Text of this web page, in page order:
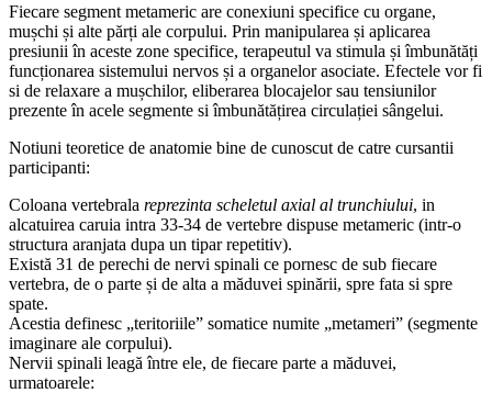
Fiecare segment metameric are conexiuni specifice cu organe,
mușchi și alte părți ale corpului. Prin manipularea și aplicarea
presiunii în aceste zone specifice, terapeutul va stimula și îmbunătăți
funcționarea sistemului nervos și a organelor asociate. Efectele vor fi
si de relaxare a mușchilor, eliberarea blocajelor sau tensiunilor
prezente în acele segmente si îmbunătățirea circulației sângelui.
Notiuni teoretice de anatomie bine de cunoscut de catre cursantii
participanti:
Coloana vertebrala reprezinta scheletul axial al trunchiului, in
alcatuirea caruia intra 33-34 de vertebre dispuse metameric (intr-o
structura aranjata dupa un tipar repetitiv).
Există 31 de perechi de nervi spinali ce pornesc de sub fiecare
vertebra, de o parte și de alta a măduvei spinării, spre fata si spre
spate.
Acestia definesc „teritoriile” somatice numite „metameri” (segmente
imaginare ale corpului).
Nervii spinali leagă între ele, de fiecare parte a măduvei,
urmatoarele: